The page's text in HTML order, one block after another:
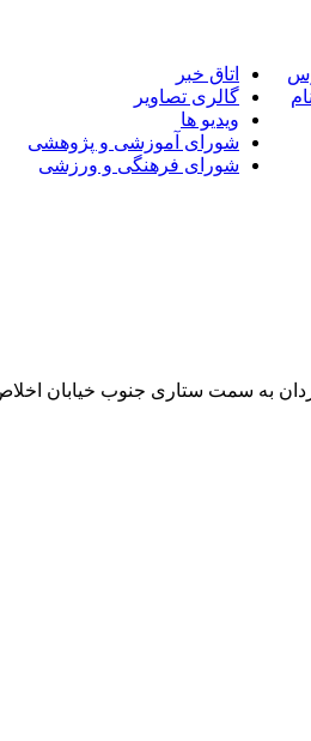
اتاق خبر
گالری تصاویر
ویدیو ها
شورای آموزشی و پژوهشی
شورای فرهنگی و ورزشی
به سمت ستاری جنوب خیابان اخلاص